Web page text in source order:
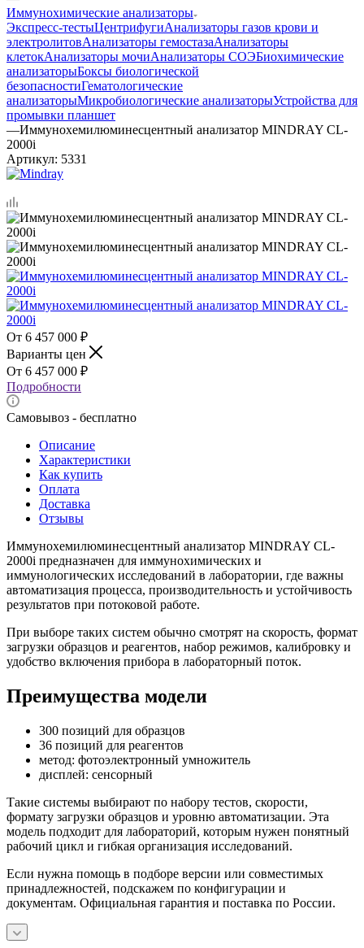
Иммунохимические анализаторы
Экспресс-тестыЦентрифугиАнализаторы газов крови и
электролитовАнализаторы гемостазаАнализаторы
клетокАнализаторы мочиАнализаторы СОЭБиохимические
анализаторыБоксы биологической
безопасностиГематологические
анализаторыМикробиологические анализаторыУстройства для
промывки планшет
—Иммунохемилюминесцентный анализатор MINDRAY CL-
2000i
Артикул: 5331
6 457 000 ₽
Варианты цен
6 457 000 ₽
Подробности
Самовывоз - бесплатно
Описание
Характеристики
Как купить
Оплата
Доставка
Отзывы
Иммунохемилюминесцентный анализатор MINDRAY CL-
2000i предназначен для иммунохимических и
иммунологических исследований в лаборатории, где важны
автоматизация процесса, производительность и устойчивость
результатов при потоковой работе.
При выборе таких систем обычно смотрят на скорость, формат
загрузки образцов и реагентов, набор режимов, калибровку и
удобство включения прибора в лабораторный поток.
Преимущества модели
300 позиций для образцов
36 позиций для реагентов
метод: фотоэлектронный умножитель
дисплей: сенсорный
Такие системы выбирают по набору тестов, скорости,
формату загрузки образцов и уровню автоматизации. Эта
модель подходит для лабораторий, которым нужен понятный
рабочий цикл и гибкая организация исследований.
Если нужна помощь в подборе версии или совместимых
принадлежностей, подскажем по конфигурации и
документам. Официальная гарантия и поставка по России.